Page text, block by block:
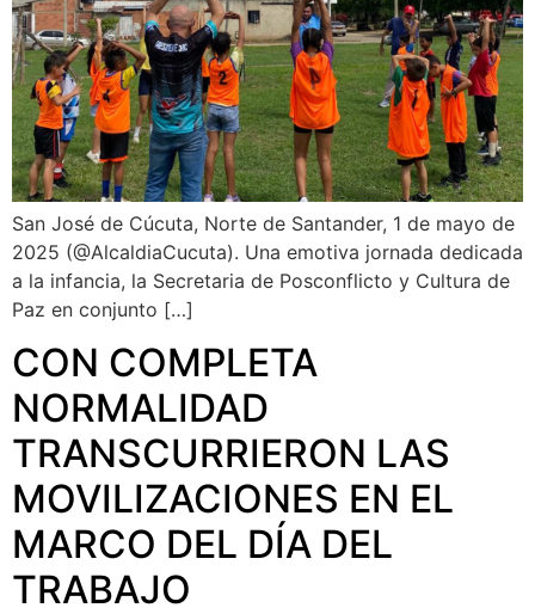
San José de Cúcuta, Norte de Santander, 1 de mayo de
2025 (@AlcaldiaCucuta). Una emotiva jornada dedicada
a la infancia, la Secretaria de Posconflicto y Cultura de
Paz en conjunto […]
CON COMPLETA
NORMALIDAD
TRANSCURRIERON LAS
MOVILIZACIONES EN EL
MARCO DEL DÍA DEL
TRABAJO